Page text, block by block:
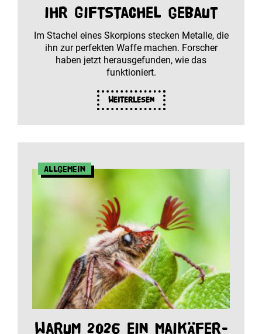
ihr Giftstachel gebaut
Im Stachel eines Skorpions stecken Metalle, die
ihn zur perfekten Waffe machen. Forscher
haben jetzt herausgefunden, wie das
funktioniert.
Weiterlesen
Allgemein
Warum 2026 ein Maikäfer-